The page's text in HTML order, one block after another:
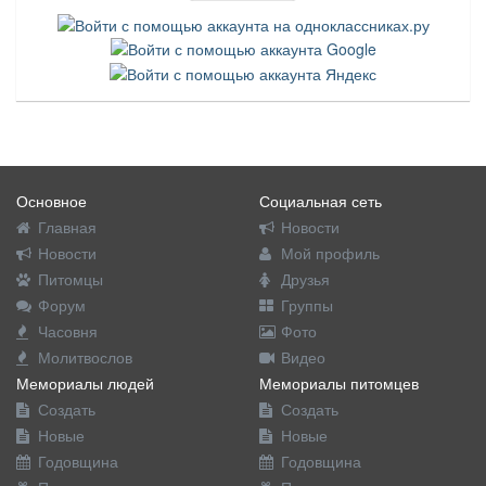
Основное
Главная
Новости
Питомцы
Форум
Часовня
Молитвослов
Социальная сеть
Новости
Мой профиль
Друзья
Группы
Фото
Видео
Мемориалы людей
Создать
Новые
Годовщина
Мемориалы питомцев
Создать
Новые
Годовщина